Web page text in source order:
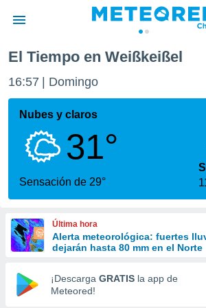
de
por
que se
calidad.
a este
las
y
forma
digital
basada
El Tiempo en Weißkeißel
16:57 Domingo
Nubes y claros
31°
Sensación de 29°
Última hora
Alerta meteorológica: fuertes
dejarán hasta 80 mm en el Norte
¡Descarga GRATIS la app de
Meteored!